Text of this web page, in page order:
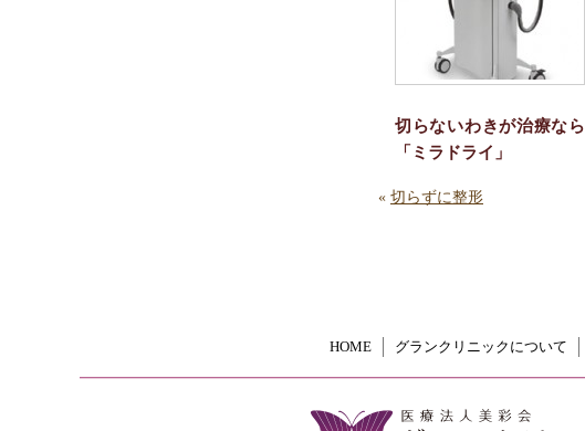
切らないわきが治療なら
「ミラドライ」
« 切らずに整形
HOME グランクリニックについて